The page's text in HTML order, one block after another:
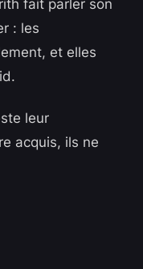
fait parler son
: les
et elles
leur
acquis, ils ne